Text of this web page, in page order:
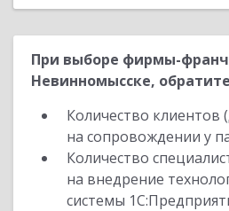
При выборе фирмы-
Невинномысске,
Количество
на сопровождении у
Количество
на внедрение
системы